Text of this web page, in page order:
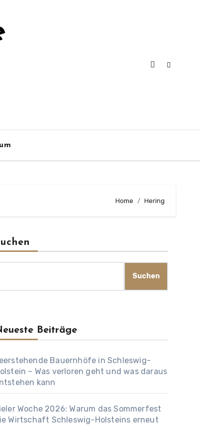
Home Hering
Suchen
Beiträge
Bauernhöfe in Schleswig-
– Was verloren geht und was daraus
kann
Woche 2026: Warum das Sommerfest
Wirtschaft Schleswig-Holsteins erneut